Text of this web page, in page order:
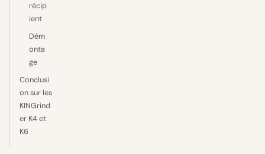
récip
ient
Dém
onta
ge
Conclusi
on sur les
KINGrind
er K4 et
K6